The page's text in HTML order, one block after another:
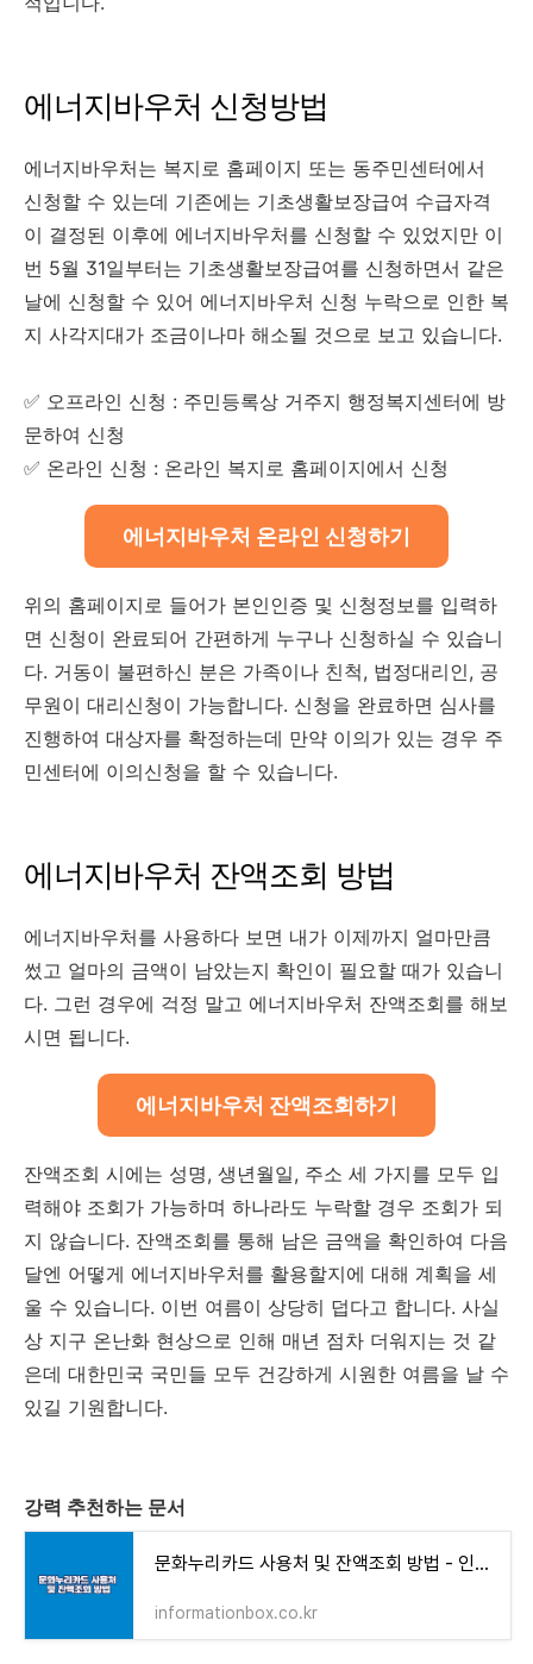
에너지바우처 신청방법
에너지바우처는 복지로 홈페이지 또는 동주민센터에서
신청할 수 있는데 기존에는 기초생활보장급여 수급자격
이 결정된 이후에 에너지바우처를 신청할 수 있었지만 이
번 5월 31일부터는 기초생활보장급여를 신청하면서 같은
날에 신청할 수 있어 에너지바우처 신청 누락으로 인한 복
지 사각지대가 조금이나마 해소될 것으로 보고 있습니다.
✅ 오프라인 신청 : 주민등록상 거주지 행정복지센터에 방
문하여 신청
✅ 온라인 신청 : 온라인 복지로 홈페이지에서 신청
에너지바우처 온라인 신청하기
위의 홈페이지로 들어가 본인인증 및 신청정보를 입력하
면 신청이 완료되어 간편하게 누구나 신청하실 수 있습니
다. 거동이 불편하신 분은 가족이나 친척, 법정대리인, 공
무원이 대리신청이 가능합니다. 신청을 완료하면 심사를
진행하여 대상자를 확정하는데 만약 이의가 있는 경우 주
민센터에 이의신청을 할 수 있습니다.
에너지바우처 잔액조회 방법
에너지바우처를 사용하다 보면 내가 이제까지 얼마만큼
썼고 얼마의 금액이 남았는지 확인이 필요할 때가 있습니
다. 그런 경우에 걱정 말고 에너지바우처 잔액조회를 해보
시면 됩니다.
에너지바우처 잔액조회하기
잔액조회 시에는 성명, 생년월일, 주소 세 가지를 모두 입
력해야 조회가 가능하며 하나라도 누락할 경우 조회가 되
지 않습니다. 잔액조회를 통해 남은 금액을 확인하여 다음
달엔 어떻게 에너지바우처를 활용할지에 대해 계획을 세
울 수 있습니다. 이번 여름이 상당히 덥다고 합니다. 사실
상 지구 온난화 현상으로 인해 매년 점차 더워지는 것 같
은데 대한민국 국민들 모두 건강하게 시원한 여름을 날 수
있길 기원합니다.
강력 추천하는 문서
문화누리카드 사용처 및 잔액조회 방법 - 인포메이션 박스
informationbox.co.kr